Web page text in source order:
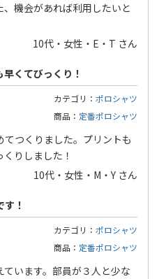
機会があれば利用したいと
10代・女性・E・T さん
くてびっくり！
カテゴリ： ポロシャツ
商品： 定番ポロシャツ
つくりました。プリントも
りしました！
10代・女性・M・Y さん
！
カテゴリ： ポロシャツ
商品： 定番ポロシャツ
います。部員が３人と少な